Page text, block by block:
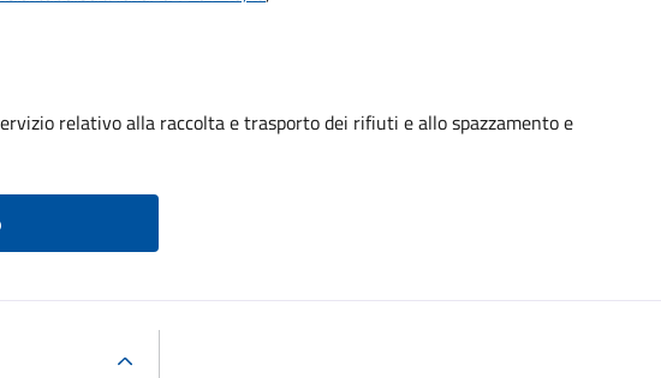
relativo alla raccolta e trasporto dei rifiuti e allo spazzamento e